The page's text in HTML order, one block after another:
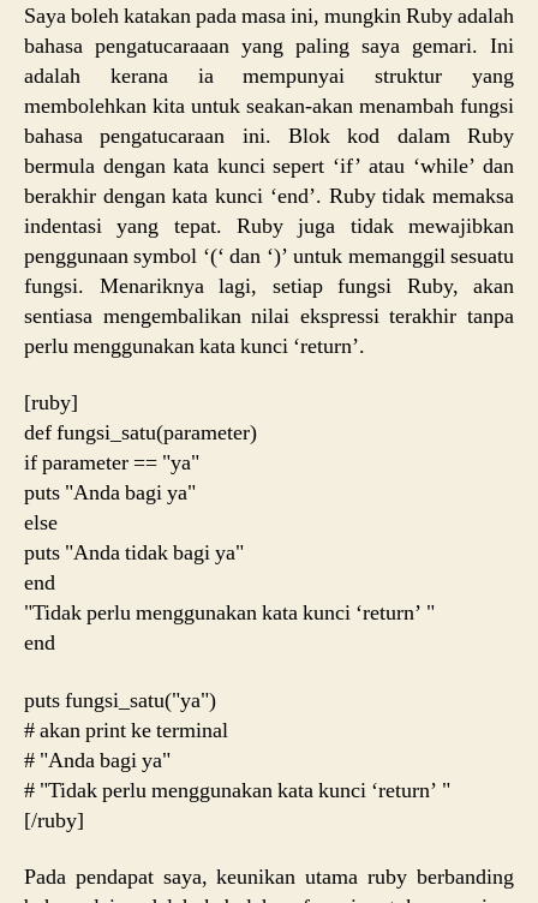
Saya boleh katakan pada masa ini, mungkin Ruby adalah
bahasa pengatucaraaan yang paling saya gemari. Ini
adalah kerana ia mempunyai struktur yang
membolehkan kita untuk seakan-akan menambah fungsi
bahasa pengatucaraan ini. Blok kod dalam Ruby
bermula dengan kata kunci sepert ‘if’ atau ‘while’ dan
berakhir dengan kata kunci ‘end’. Ruby tidak memaksa
indentasi yang tepat. Ruby juga tidak mewajibkan
penggunaan symbol ‘(‘ dan ‘)’ untuk memanggil sesuatu
fungsi. Menariknya lagi, setiap fungsi Ruby, akan
sentiasa mengembalikan nilai ekspressi terakhir tanpa
perlu menggunakan kata kunci ‘return’.
[ruby]
def fungsi_satu(parameter)
if parameter == "ya"
puts "Anda bagi ya"
else
puts "Anda tidak bagi ya"
end
"Tidak perlu menggunakan kata kunci ‘return’ "
end
puts fungsi_satu("ya")
# akan print ke terminal
# "Anda bagi ya"
# "Tidak perlu menggunakan kata kunci ‘return’ "
[/ruby]
Pada pendapat saya, keunikan utama ruby berbanding